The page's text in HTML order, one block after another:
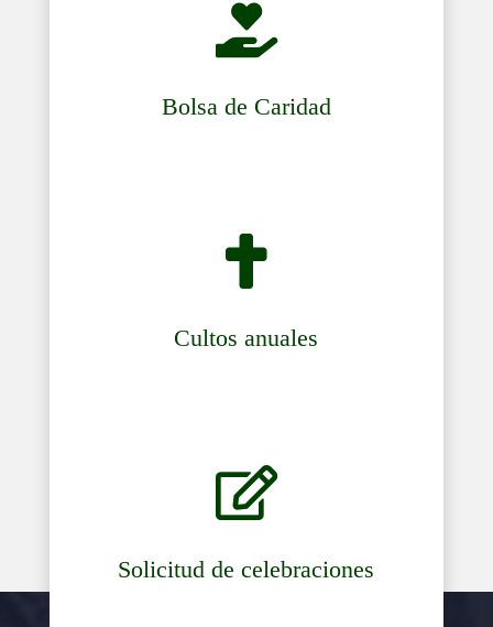

Bolsa de Caridad

Cultos anuales

Solicitud de celebraciones